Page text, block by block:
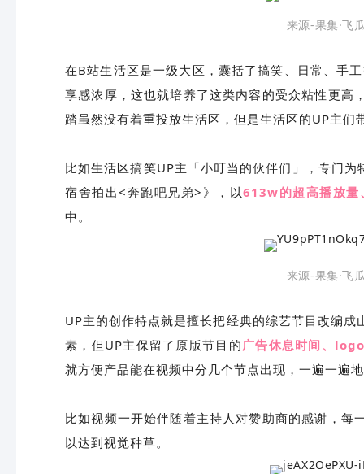
来源-果集·飞
在B站生活区是一级大区，囊括了搞笑、日常、手
享感浓厚，这也就培养了这类内容的受众粘性更高
踏虽然没有着重投放生活区，但是生活区的UP主们
比如生活区搞笑UP主「小叮当的伙伴们」，专门
宿舍拍出<奔跑吧兄弟>》，以613w的超高播放
中。
来源-果集·飞
UP主的创作特点就是擅长把经典的综艺节目改编
素，但UP主保留了原版节目的 广告休息时间、
就方便产品能在视频中分几个节点出现，一遍一遍
比如视频一开始伴随着主持人对赞助商的感谢，
以达到视觉种草。